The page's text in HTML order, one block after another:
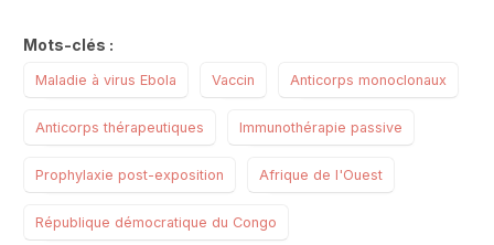
Mots-clés :
Maladie à virus Ebola Vaccin Anticorps monoclonaux
Anticorps thérapeutiques Immunothérapie passive
Prophylaxie post-exposition Afrique de l'Ouest
République démocratique du Congo